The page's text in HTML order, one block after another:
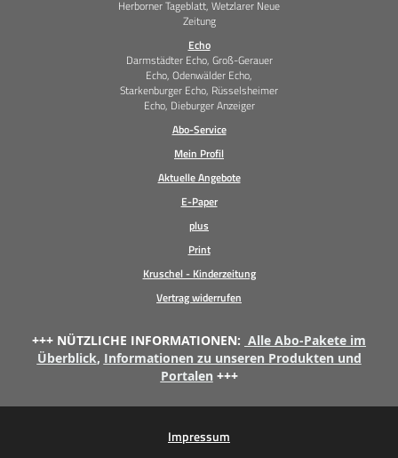
Herborner Tageblatt, Wetzlarer Neue
Zeitung
Echo
Darmstädter Echo, Groß-Gerauer
Echo, Odenwälder Echo,
Starkenburger Echo, Rüsselsheimer
Echo, Dieburger Anzeiger
Abo-Service
Mein Profil
Aktuelle Angebote
E-Paper
plus
Print
Kruschel - Kinderzeitung
Vertrag widerrufen
+++ NÜTZLICHE INFORMATIONEN: Alle Abo-Pakete im
Überblick, Informationen zu unseren Produkten und
Portalen +++
Impressum